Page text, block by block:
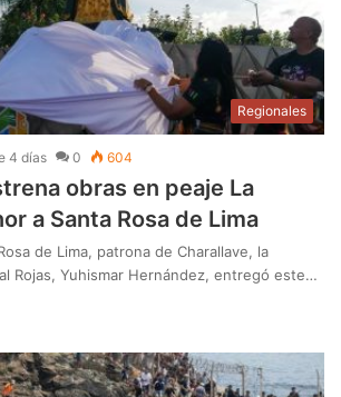
Regionales
4 días 0 604
obras en peaje La
a Santa Rosa de Lima
de Lima, patrona de Charallave, la
Rojas, Yuhismar Hernández, entregó este…